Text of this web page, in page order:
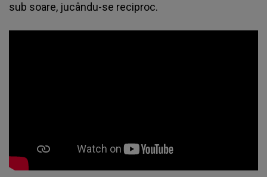
sub soare, jucându-se reciproc.